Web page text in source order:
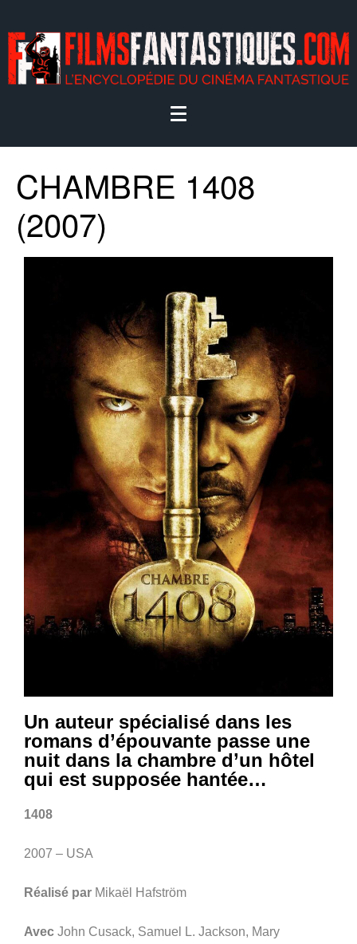
CHAMBRE 1408
(2007)
Un auteur spécialisé dans les
romans d’épouvante passe une
nuit dans la chambre d’un hôtel
qui est supposée hantée…
1408
2007 – USA
Réalisé par Mikaël Hafström
Avec John Cusack, Samuel L. Jackson, Mary